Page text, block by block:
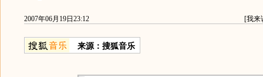
2007年06月19日23:12 [我来
来源：搜狐音乐